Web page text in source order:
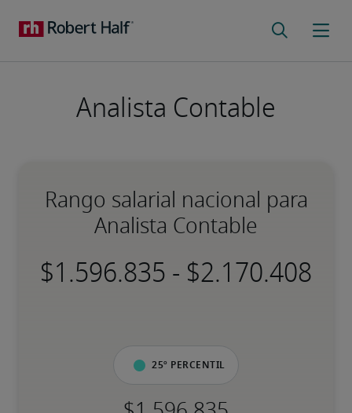
Analista Contable
Rango salarial nacional para
Analista Contable
-
25º percentil